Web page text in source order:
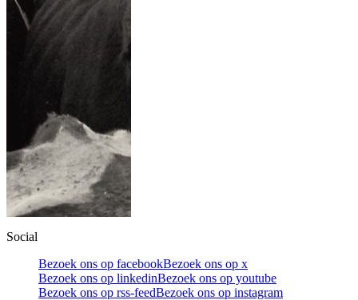
Social
Bezoek ons op facebookBezoek ons op x
Bezoek ons op linkedinBezoek ons op youtube
Bezoek ons op rss-feedBezoek ons op instagram